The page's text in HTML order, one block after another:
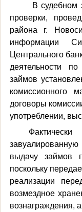
В судебном
проверки,
района г.
информации
Центрального
деятельности по
займов
комиссионного
договоры
употреблении,
выдачу займов
поскольку
реализации
возмездное
вознаграждения,